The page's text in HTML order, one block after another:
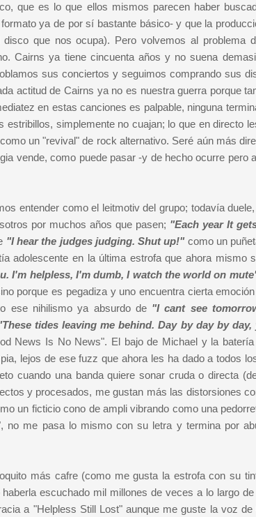
que es lo que ellos mismos parecen haber
ya de por sí bastante básico- y que la
que nos ocupa). Pero volvemos al problema
Cairns ya tiene cincuenta años y no suena
sus conciertos y seguimos comprando sus
actitud de Cairns ya no es nuestra guerra porque
en estas canciones es palpable, ninguna
estribillos, simplemente no cuajan; lo que en directo
un "revival" de rock alternativo. Seré aún más
vende, como puede pasar -y de hecho ocurre pero
entender como el leitmotiv del grupo; todavía
por muchos años que pasen; "Each year It
"I hear the judges judging. Shut up!" como un
adolescente en la última estrofa que ahora mismo
I'm helpless, I'm dumb, I watch the world on
porque es pegadiza y uno encuentra cierta
ese nihilismo ya absurdo de "I cant see
tides leaving me behind. Day by day by
News Is No News". El bajo de Michael y la
lejos de ese fuzz que ahora les ha dado a todos
cuando una banda quiere sonar cruda o directa
y procesados, me gustan más las distorsiones
un ficticio cono de ampli vibrando como una
no me pasa lo mismo con su letra y termina por
más cafre (como me gusta la estrofa con su
escuchado mil millones de veces a lo largo
a "Helpless Still Lost" aunque me guste la voz